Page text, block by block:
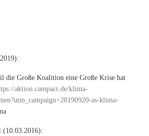
die Große Koalition eine Große Krise hat
aktion.campact.de/klima-
as-klima-
(10.03.2016):